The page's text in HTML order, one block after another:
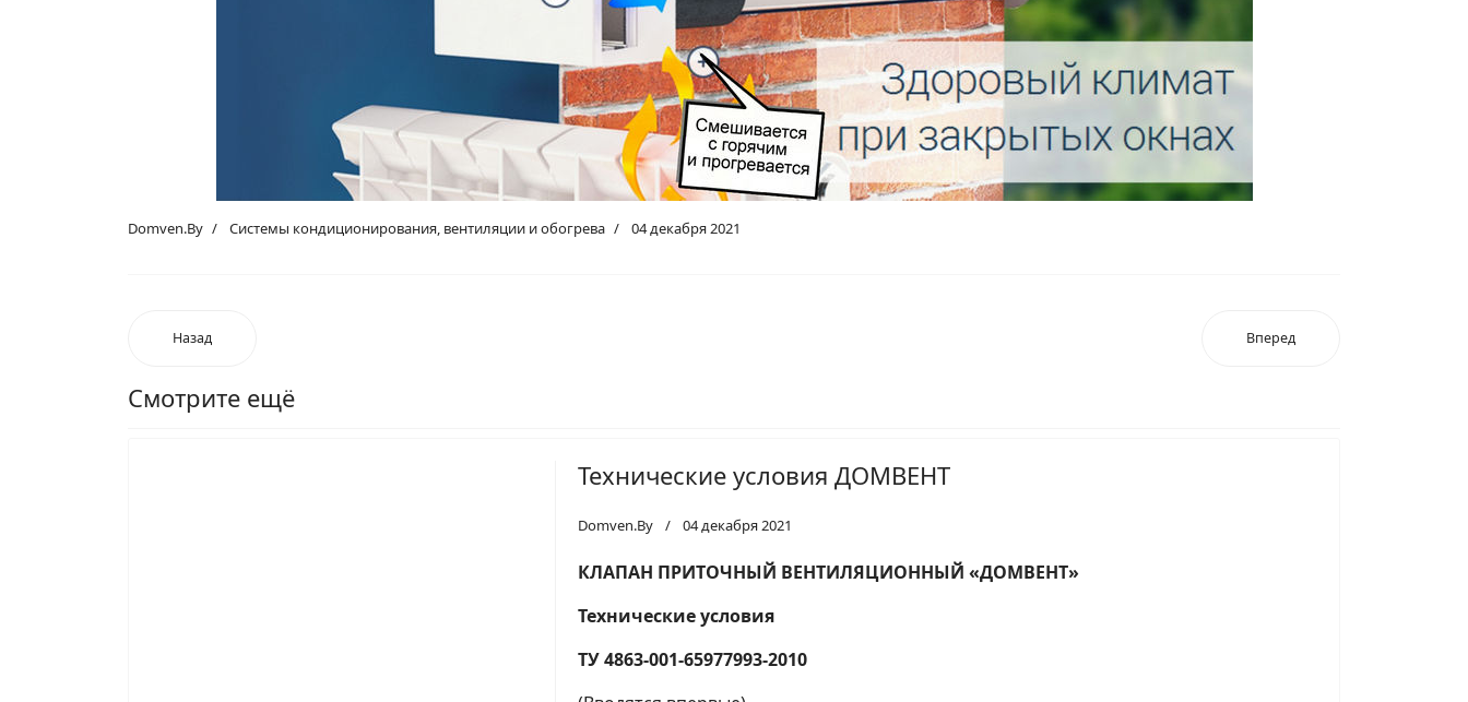
Domven.By Системы кондиционирования, вентиляции и обогрева 04 декабря 2021
Назад Вперед
Смотрите ещё
Технические условия ДОМВЕНТ
Domven.By 04 декабря 2021
КЛАПАН ПРИТОЧНЫЙ ВЕНТИЛЯЦИОННЫЙ «ДОМВЕНТ»
Технические условия
ТУ 4863-001-65977993-2010